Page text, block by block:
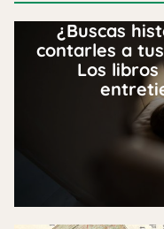
¿Buscas
contarles a
Los